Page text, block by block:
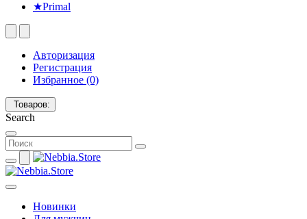
★Primal
Авторизация
Регистрация
Избранное (0)
Товаров:
Search
Новинки